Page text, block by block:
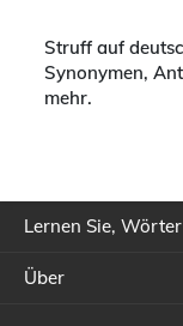
Struff auf
Synonymen,
mehr.
Lernen Sie,
Über